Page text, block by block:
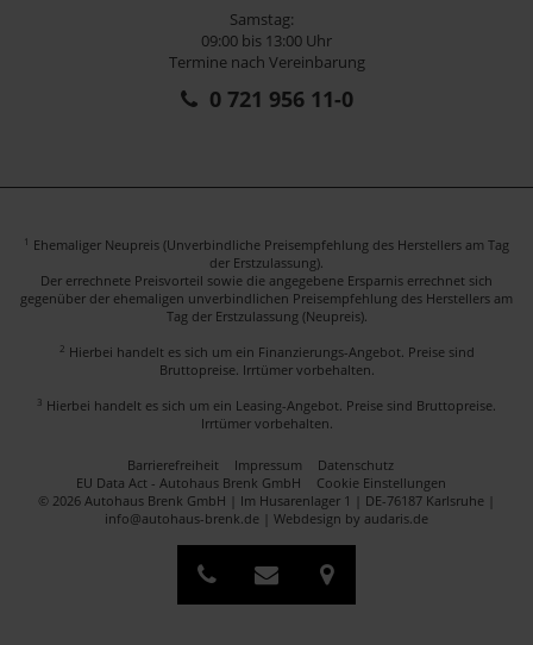
Samstag:
09:00 bis 13:00 Uhr
Termine nach Vereinbarung
0 721 956 11-0
1 Ehemaliger Neupreis (Unverbindliche Preisempfehlung des Herstellers am Tag
der Erstzulassung).
Der errechnete Preisvorteil sowie die angegebene Ersparnis errechnet sich
gegenüber der ehemaligen unverbindlichen Preisempfehlung des Herstellers am
Tag der Erstzulassung (Neupreis).
2 Hierbei handelt es sich um ein Finanzierungs-Angebot. Preise sind
Bruttopreise. Irrtümer vorbehalten.
3 Hierbei handelt es sich um ein Leasing-Angebot. Preise sind Bruttopreise.
Irrtümer vorbehalten.
Barrierefreiheit Impressum
Datenschutz
EU Data Act - Autohaus Brenk GmbH
Cookie Einstellungen
© 2026 Autohaus Brenk GmbH | Im Husarenlager 1 | DE-76187 Karlsruhe |
info@autohaus-brenk.de | Webdesign by audaris.de